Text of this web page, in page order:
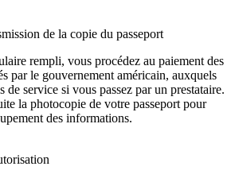
de la copie du passeport
rempli, vous procédez au paiement des
par le gouvernement américain, auxquels
de service si vous passez par un prestataire.
la photocopie de votre passeport pour
des informations.